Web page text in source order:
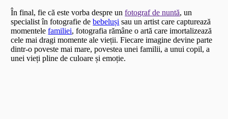
În final, fie că este vorba despre unfotograf de nuntă, un
specialist în fotografie debebeluși sau un artist care capturează
momentelefamiliei, fotografia rămâne o artă care imortalizează
cele mai dragi momente ale vieții. Fiecare imagine devine parte
dintr-o poveste mai mare, povestea unei familii, a unui copil, a
unei vieți pline de culoare și emoție.